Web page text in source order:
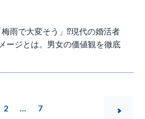
梅雨で大変そう」⁉現代の婚活者
ージとは。男女の価値観を徹底
2 … 7